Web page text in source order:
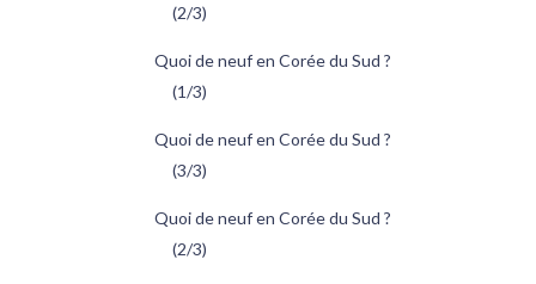
(2/3)
Quoi de neuf en Corée du Sud ?
(1/3)
Quoi de neuf en Corée du Sud ?
(3/3)
Quoi de neuf en Corée du Sud ?
(2/3)